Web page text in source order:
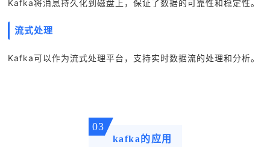
Kafka将消息持久化到磁盘上，保证了数据的可靠性和稳定性。
流式处理
Kafka可以作为流式处理平台，支持实时数据流的处理和分析。
03
kafka的应用